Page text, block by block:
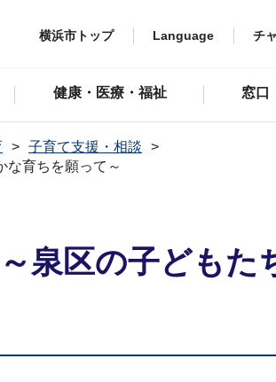
横浜市トップ Language チ
健康・医療・福祉 窓口
子育て支援・相談
な育ちを願って～
泉区の子ども